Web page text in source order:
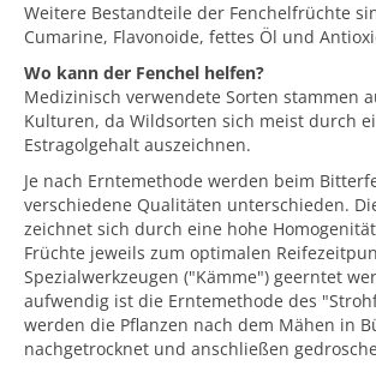
Weitere Bestandteile der Fenchelfrüchte
Cumarine, Flavonoide, fettes Öl und
Wo kann der Fenchel helfen?
Medizinisch verwendete Sorten stammen
Kulturen, da Wildsorten sich meist durch
Estragolgehalt auszeichnen.
Je nach Erntemethode werden beim
verschiedene Qualitäten unterschieden.
zeichnet sich durch eine hohe
Früchte jeweils zum optimalen
Spezialwerkzeugen ("Kämme") geerntet
aufwendig ist die Erntemethode des
werden die Pflanzen nach dem Mähen in
nachgetrocknet und anschließen